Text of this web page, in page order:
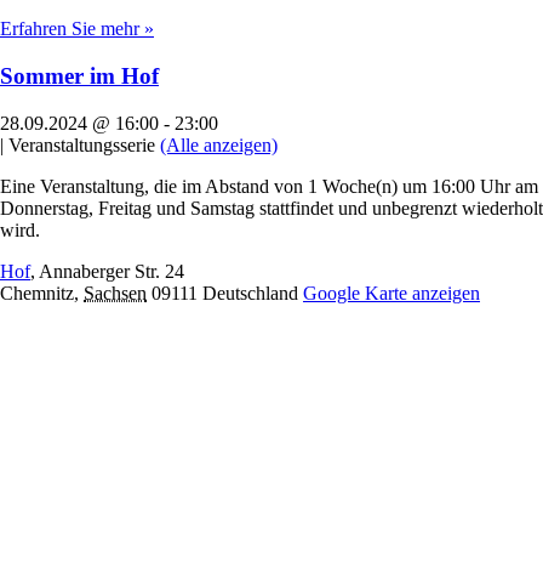
Erfahren Sie mehr »
Sommer im Hof
28.09.2024 @ 16:00 - 23:00
| Veranstaltungsserie (Alle anzeigen)
Eine Veranstaltung, die im Abstand von 1 Woche(n) um 16:00 Uhr am
Donnerstag, Freitag und Samstag stattfindet und unbegrenzt wiederholt
wird.
Hof, Annaberger Str. 24
Chemnitz, Sachsen 09111 Deutschland Google Karte anzeigen